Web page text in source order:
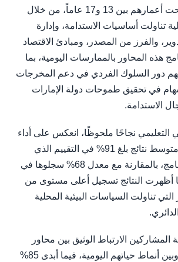
مستهدفاً طلبة تراوحت أعمارهم بين 13 و17 عاماً، من خلال
أساسيات الاستدامة، وإدارة
والفرز من المصدر، ومبادئ الاقتصاد
هذه المحاور بالممارسات اليومية، بما
دور السلوك الفردي في دعم المخرجات
في تحقيق طموحات دولة الإمارات
الاستدامة.
التعليمي نجاحًا ملحوظًا، انعكس على أداء
الطلبة الذين حققوا متوسط نتائج بلغ 91% في التقييم الذي
أجري في ختام البرنامج، بالمقارنة مع معدل 68% سجلوها في
كما أظهرت النتائج تسجيل أعلى مستوى من
تناولت السياسات البيئية المحلية
المشاركين الارتباط الوثيق بين محاور
البرنامج ومواضيعه وبين أنماط حياتهم اليومية، فيما أبدى 85%